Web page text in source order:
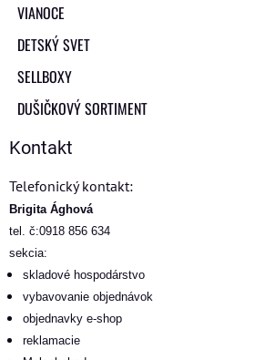
VIANOCE
DETSKÝ SVET
SELLBOXY
DUŠIČKOVÝ SORTIMENT
Kontakt
Telefonický kontakt:
Brigita Ághová
tel. č:0918 856 634
sekcia:
skladové hospodárstvo
vybavovanie objednávok
objednavky e-shop
reklamacie